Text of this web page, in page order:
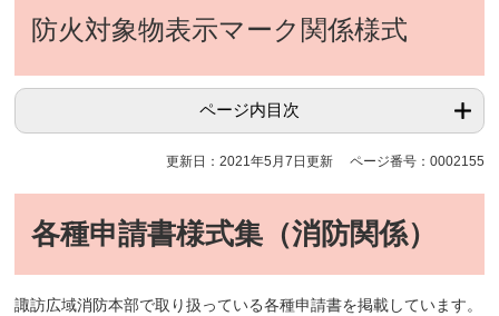
防火対象物表示マーク関係様式
ページ内目次
更新日：2021年5月7日更新 ページ番号：0002155
各種申請書様式集（消防関係）
諏訪広域消防本部で取り扱っている各種申請書を掲載しています。